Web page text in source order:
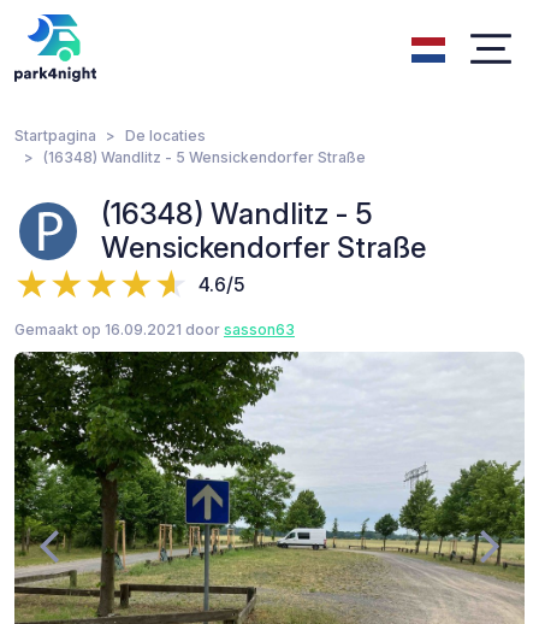
Startpagina
De locaties
(16348) Wandlitz - 5 Wensickendorfer Straße
(16348) Wandlitz - 5
Wensickendorfer Straße
4.6/5
Gemaakt op 16.09.2021 door sasson63